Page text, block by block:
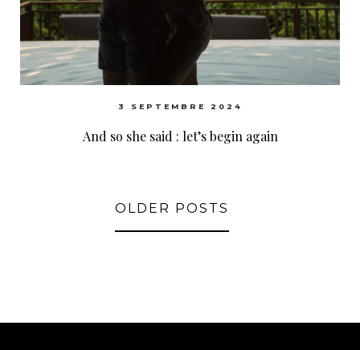
3 SEPTEMBRE 2024
And so she said : let’s begin again
OLDER POSTS